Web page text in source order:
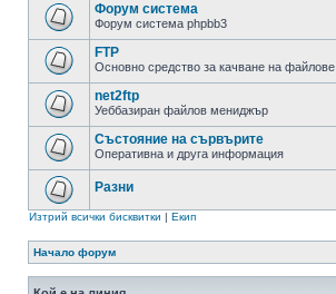
Форум система
Форум система phpbb3
FTP
Основно средство за качване на файлове
net2ftp
Уеббазиран файлов мениджър
Състояние на сървърите
Оперативна и друга информация
Разни
Изтрий всички бисквитки | Екип
Начало форум